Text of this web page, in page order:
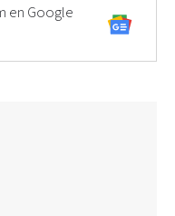
en Google